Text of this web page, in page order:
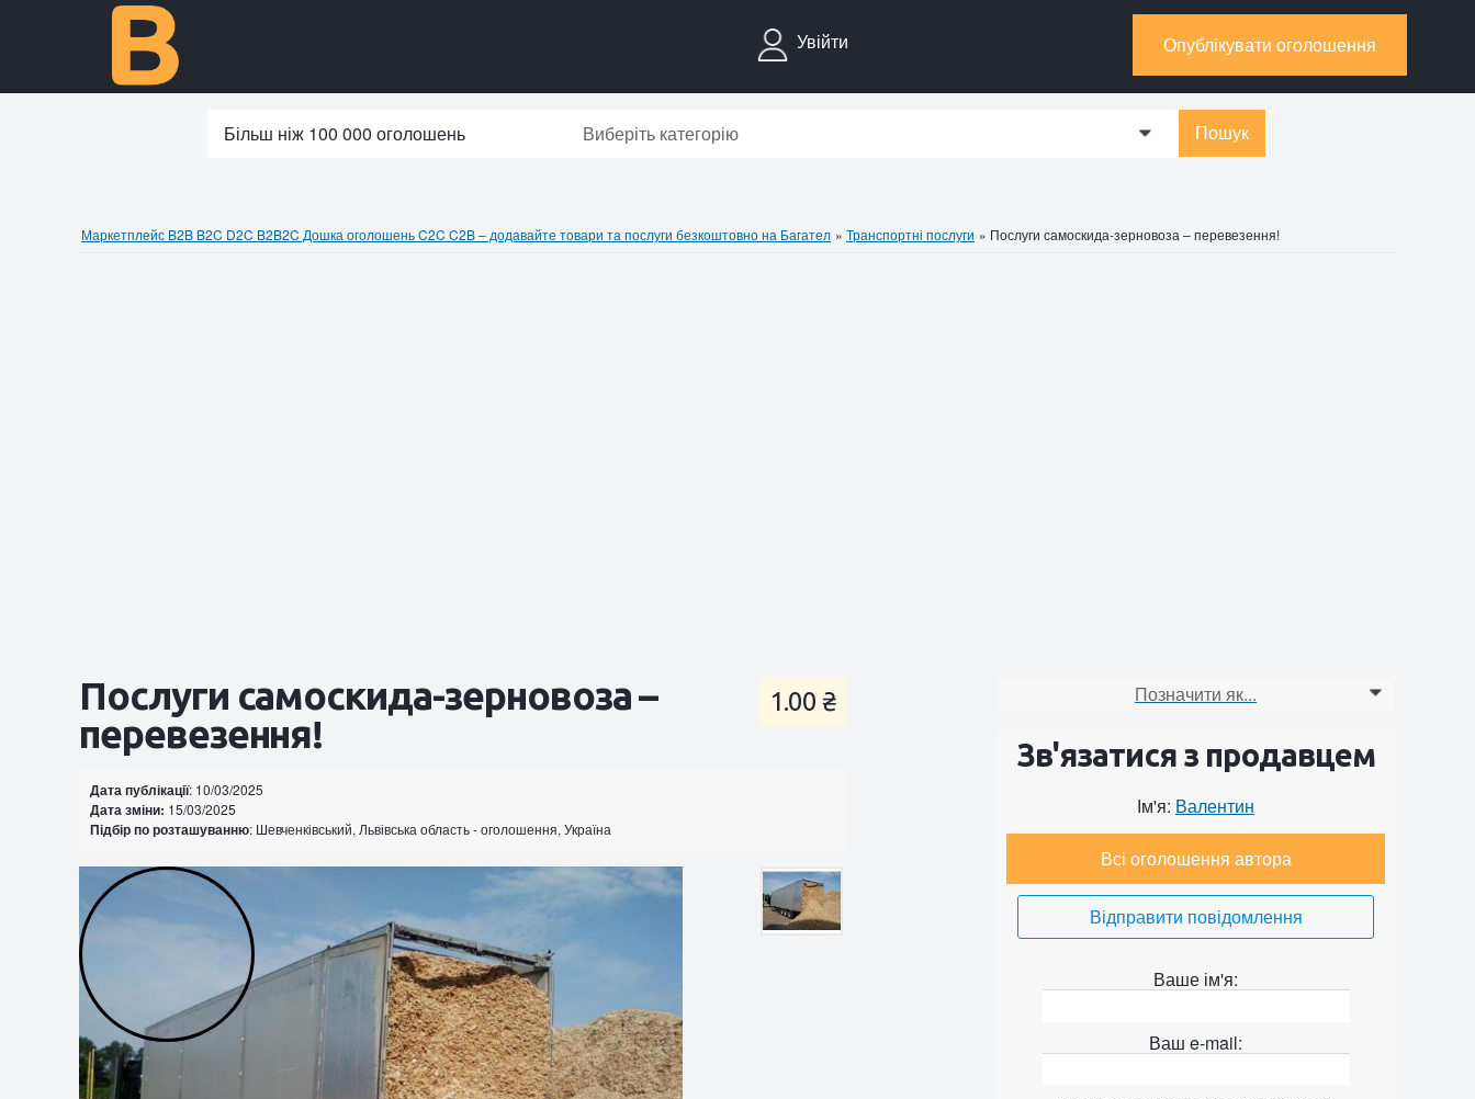
Увійти Опублікувати оголошення
Більш ніж 100 000 оголошень Виберіть категорію 0 Пошук
Маркетплейс B2B B2C D2C B2B2C Дошка оголошень C2C C2B – додавайте товари та послуги безкоштовно на Багател » Транспортні послуги » Послуги самоскида-зерновоза – перевезення!
1.00 ₴
Послуги самоскида-зерновоза –
перевезення!
Дата публікації: 10/03/2025
Дата зміни: 15/03/2025
Підбір по розташуванню: Шевченківський, Львівська область - оголошення, Україна
Позначити як... 0
Зв'язатися з продавцем
Ім'я: Валентин
Всі оголошення автора
Відправити повідомлення
Ваше ім'я:
Ваш e-mail: